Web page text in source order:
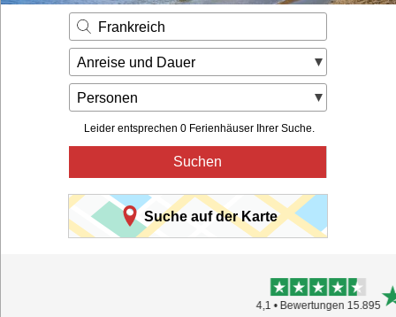
Login
Frankreich
Anreise und Dauer
Personen
Leider entsprechen 0 Ferienhäuser Ihrer Suche.
Suchen
Suche auf der Karte
4,0